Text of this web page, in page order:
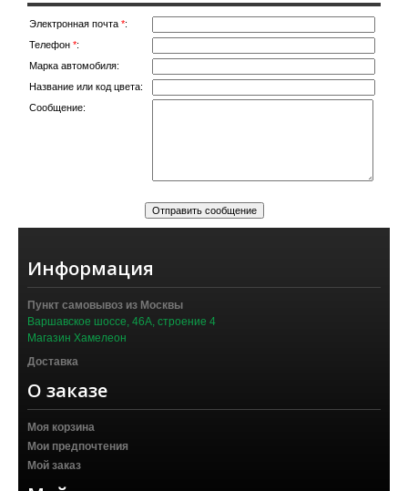
Электронная почта *:
Телефон *:
Марка автомобиля:
Название или код цвета:
Сообщение:
Информация
Пункт самовывоз из Москвы
Варшавское шоссе, 46А, строение 4
Магазин Хамелеон
Доставка
О заказе
Моя корзина
Мои предпочтения
Мой заказ